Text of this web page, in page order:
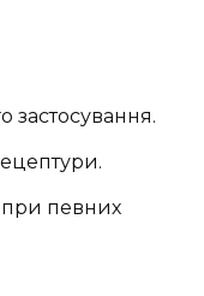
застосування.
певних